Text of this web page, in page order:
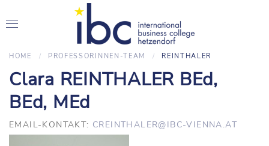
HOME PROFESSORINNEN-TEAM REINTHALER
Clara REINTHALER BEd,
BEd, MEd
EMAIL-KONTAKT: CREINTHALER@IBC-VIENNA.AT